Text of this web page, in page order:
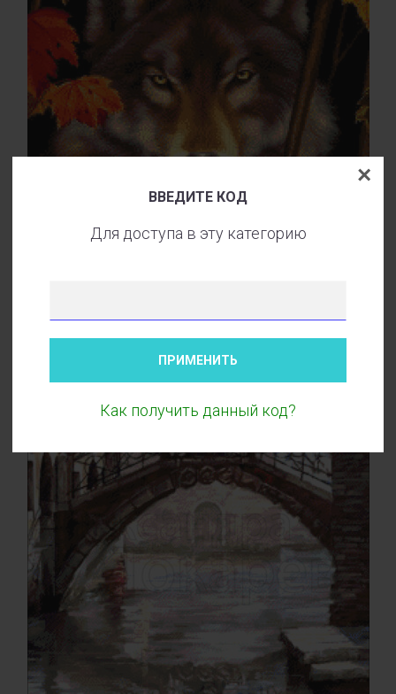
ВВЕДИТЕ КОД
Для доступа в эту категорию
ПРИМЕНИТЬ
Как получить данный код?
×